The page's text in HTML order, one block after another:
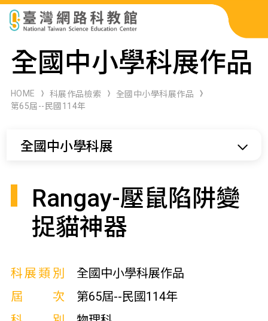
科展作品檢索
科學研習月刊
全國中小學科展作品
HOME 科展作品檢索
全國中小學科展作品
第65屆--民國114年
全國中小學科展
Rangay-壓鼠陷阱變
捉貓神器
科展類別
全國中小學科展作品
屆次
第65屆--民國114年